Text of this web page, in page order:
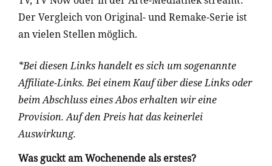
Der Vergleich von Original- und Remake-Serie ist
an vielen Stellen möglich.
*Bei diesen Links handelt es sich um sogenannte
Affiliate-Links. Bei einem Kauf über diese Links oder
beim Abschluss eines Abos erhalten wir eine
Provision. Auf den Preis hat das keinerlei
Auswirkung.
Was guckt am Wochenende als erstes?